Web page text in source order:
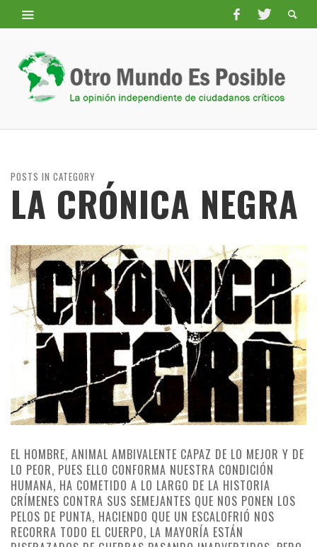
POSTS IN CATEGORY
LA CRÓNICA NEGRA
EL HOMBRE, ANIMAL AMBIVALENTE CAPAZ DE LO MEJOR Y DE
LO PEOR, PUES ELLO CONFORMA NUESTRA CONDICIÓN
HUMANA, HA COMETIDO A LO LARGO DE LA HISTORIA
CRÍMENES CONTRA SUS SEMEJANTES QUE NOS PONEN LOS
PELOS DE PUNTA, HACIENDO QUE UN ESCALOFRIÓ NOS
RECORRA TODO EL CUERPO, LA MAYORÍA ESTÁN